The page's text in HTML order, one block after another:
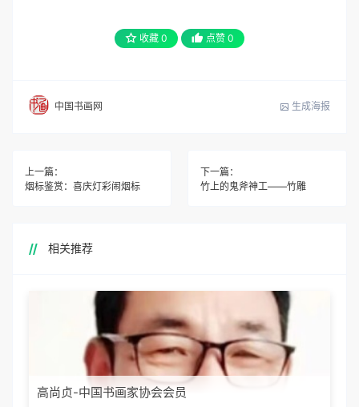
收藏 0 点赞 0
中国书画网 生成海报
上一篇：
烟标鉴赏：喜庆灯彩闹烟标
下一篇：
竹上的鬼斧神工——竹雕
相关推荐
高尚贞-中国书画家协会会员